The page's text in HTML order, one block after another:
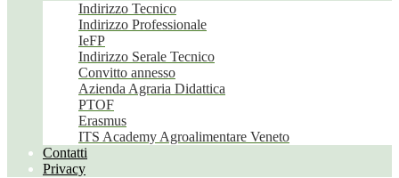
Indirizzo Tecnico
Indirizzo Professionale
IeFP
Indirizzo Serale Tecnico
Convitto annesso
Azienda Agraria Didattica
PTOF
Erasmus
ITS Academy Agroalimentare Veneto
Contatti
Privacy